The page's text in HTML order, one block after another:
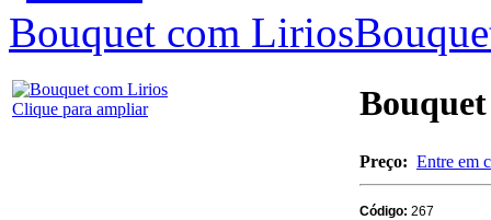
Bouquet com Lirios
Clique para ampliar
Preço: Entre em
Código: 267